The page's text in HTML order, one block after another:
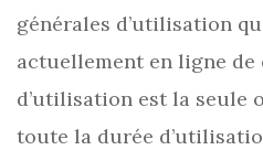
générales d’utilisation
actuellement en ligne de
d’utilisation est la seule
toute la durée